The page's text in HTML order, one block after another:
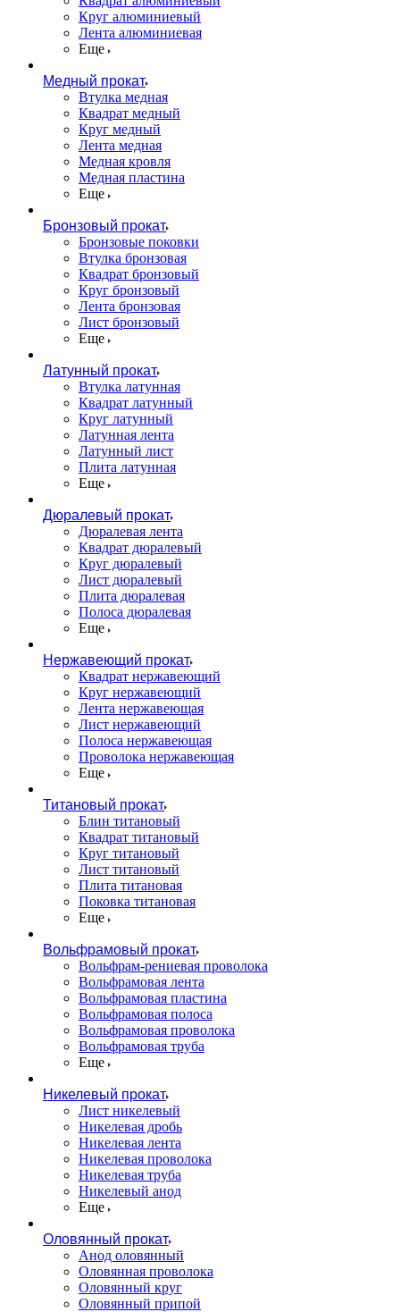
Круг алюминиевый
Лента алюминиевая
Еще
Медный прокат
Втулка медная
Квадрат медный
Круг медный
Лента медная
Медная кровля
Медная пластина
Еще
Бронзовый прокат
Бронзовые поковки
Втулка бронзовая
Квадрат бронзовый
Круг бронзовый
Лента бронзовая
Лист бронзовый
Еще
Латунный прокат
Втулка латунная
Квадрат латунный
Круг латунный
Латунная лента
Латунный лист
Плита латунная
Еще
Дюралевый прокат
Дюралевая лента
Квадрат дюралевый
Круг дюралевый
Лист дюралевый
Плита дюралевая
Полоса дюралевая
Еще
Нержавеющий прокат
Квадрат нержавеющий
Круг нержавеющий
Лента нержавеющая
Лист нержавеющий
Полоса нержавеющая
Проволока нержавеющая
Еще
Титановый прокат
Блин титановый
Квадрат титановый
Круг титановый
Лист титановый
Плита титановая
Поковка титановая
Еще
Вольфрамовый прокат
Вольфрам-рениевая проволока
Вольфрамовая лента
Вольфрамовая пластина
Вольфрамовая полоса
Вольфрамовая проволока
Вольфрамовая труба
Еще
Никелевый прокат
Лист никелевый
Никелевая дробь
Никелевая лента
Никелевая проволока
Никелевая труба
Никелевый анод
Еще
Оловянный прокат
Анод оловянный
Оловянная проволока
Оловянный круг
Оловянный припой